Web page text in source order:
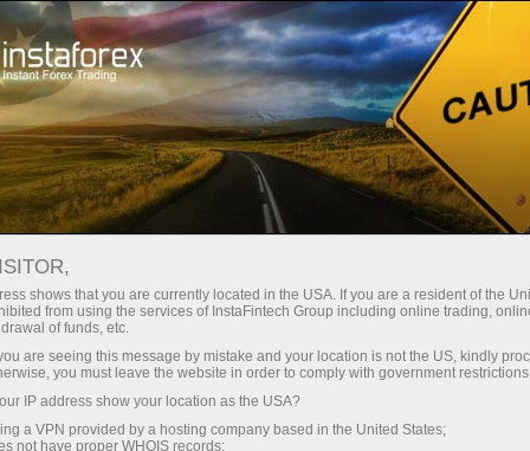
Начинающим База знаний Уровни Мюррея MT4
03.07.2023 15:32
Уровни Мюррея MT4
shows that you are currently located in the USA. If you are a resident of the
from using the services of InstaFintech Group including online trading,
of funds, etc.
are seeing this message by mistake and your location is not the US, kindly
you must leave the website in order to comply with government
IP address show your location as the USA?
a VPN provided by a hosting company based in the United States;
not have proper WHOIS records;